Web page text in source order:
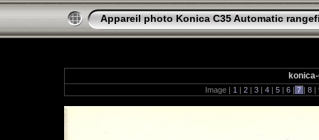
Appareil photo Konica C35 Automatic
Image | 1 | 2 | 3 | 4 | 5 | 6 | 7 | 8 |